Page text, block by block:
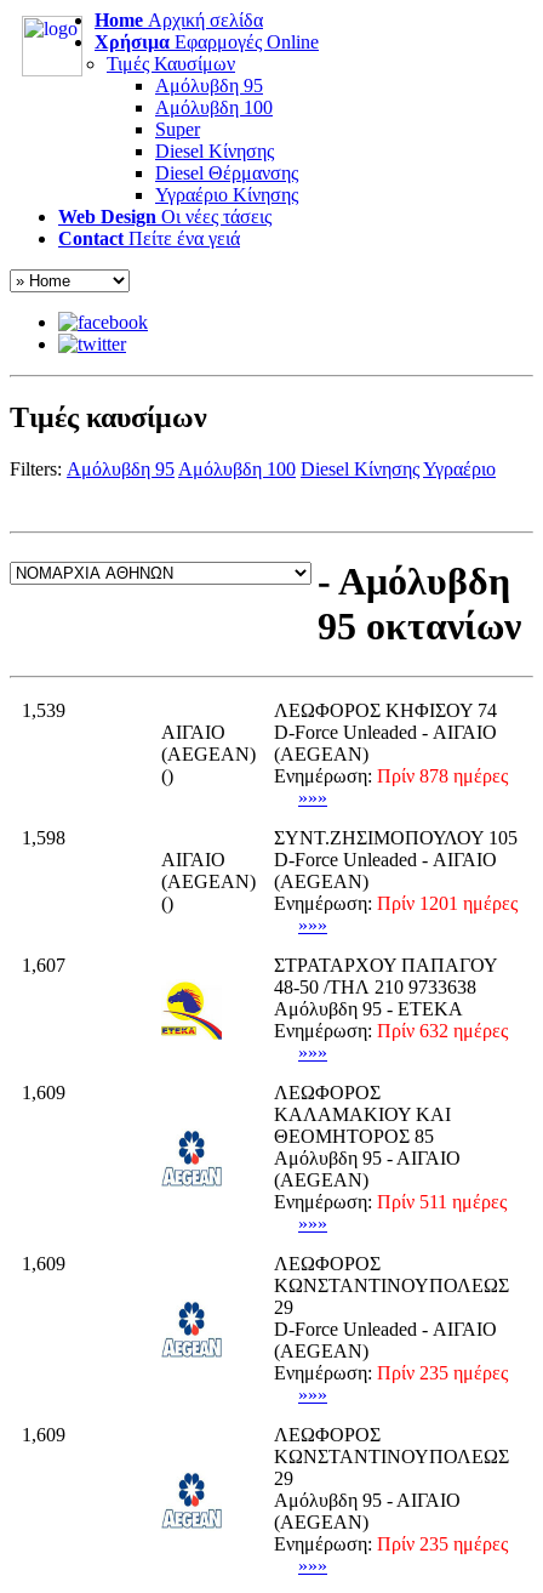
Home Αρχική σελίδα
Χρήσιμα Εφαρμογές Online
Τιμές Καυσίμων
Αμόλυβδη 95
Αμόλυβδη 100
Super
Diesel Κίνησης
Diesel Θέρμανσης
Υγραέριο Κίνησης
Web Design Οι νέες τάσεις
Contact Πείτε ένα γειά
Τιμές καυσίμων
Filters: Αμόλυβδη 95 Αμόλυβδη 100 Diesel ΚίνησηςΥγραέριο
- Αμόλυβδη
95 οκτανίων
1,539
ΑΙΓΑΙΟ
(AEGEAN)
()
ΛΕΩΦΟΡΟΣ ΚΗΦΙΣΟΥ 74
D-Force Unleaded - ΑΙΓΑΙΟ
(AEGEAN)
Ενημέρωση: Πρίν 878 ημέρες
»»»
1,598
ΑΙΓΑΙΟ
(AEGEAN)
()
ΣΥΝΤ.ΖΗΣΙΜΟΠΟΥΛΟΥ 105
D-Force Unleaded - ΑΙΓΑΙΟ
(AEGEAN)
Ενημέρωση: Πρίν 1201 ημέρες
»»»
1,607
ΣΤΡΑΤΑΡΧΟΥ ΠΑΠΑΓΟΥ
48-50 /ΤΗΛ 210 9733638
Αμόλυβδη 95 - ΕΤΕΚΑ
Ενημέρωση: Πρίν 632 ημέρες
»»»
1,609
ΛΕΩΦΟΡΟΣ
ΚΑΛΑΜΑΚΙΟΥ ΚΑΙ
ΘΕΟΜΗΤΟΡΟΣ 85
Αμόλυβδη 95 - ΑΙΓΑΙΟ
(AEGEAN)
Ενημέρωση: Πρίν 511 ημέρες
»»»
1,609
ΛΕΩΦΟΡΟΣ
ΚΩΝΣΤΑΝΤΙΝΟΥΠΟΛΕΩΣ
29
D-Force Unleaded - ΑΙΓΑΙΟ
(AEGEAN)
Ενημέρωση: Πρίν 235 ημέρες
»»»
1,609
ΛΕΩΦΟΡΟΣ
ΚΩΝΣΤΑΝΤΙΝΟΥΠΟΛΕΩΣ
29
Αμόλυβδη 95 - ΑΙΓΑΙΟ
(AEGEAN)
Ενημέρωση: Πρίν 235 ημέρες
»»»